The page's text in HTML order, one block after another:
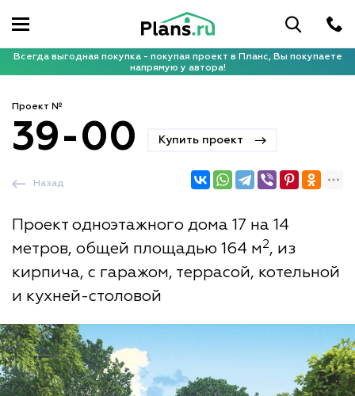
Всегда выгодная покупка - покупая проект в Планс, Вы покупаете
напрямую у автора!
Проект №
39-00 Купить проект
Проект одноэтажного дома 17 на 14
метров, общей площадью 164 м2, из
кирпича, с гаражом, террасой, котельной
и кухней-столовой
Назад